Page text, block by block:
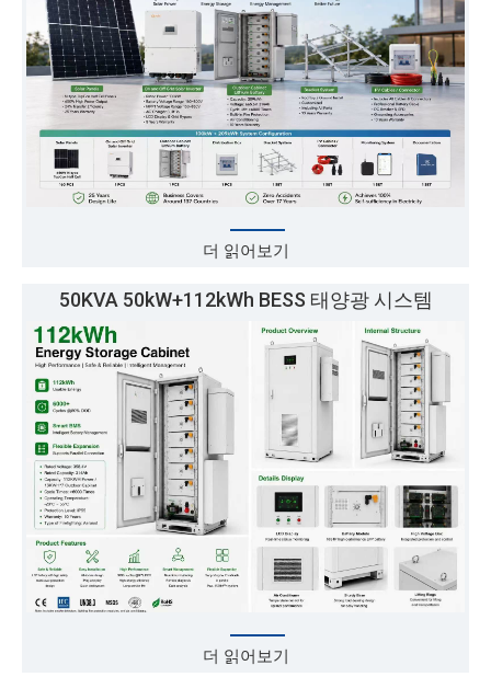
더 읽어보기
50KVA 50kW+112kWh BESS 태양광 시스템
더 읽어보기